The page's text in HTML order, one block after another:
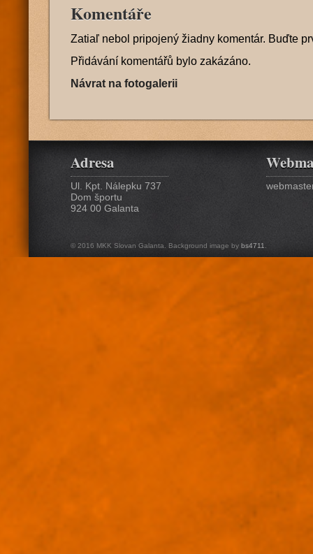
Komentáře
Zatiaľ nebol pripojený žiadny komentár. Buďte
Přidávání komentářů bylo zakázáno.
Návrat na fotogalerii
Adresa
Ul. Kpt. Nálepku 737
Dom športu
924 00 Galanta
© 2016 MKK Slovan Galanta. Background image by bs4711